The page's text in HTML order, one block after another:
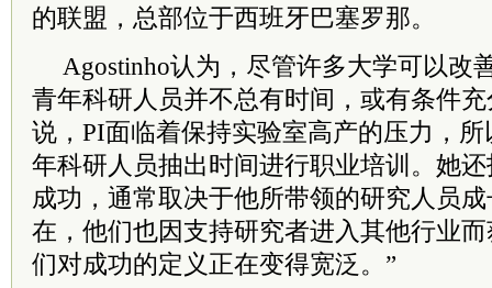
的联盟，总部位于西班牙巴塞罗那。
Agostinho认为，尽管许多大学可以改
青年科研人员并不总有时间，或有条件
说，PI面临着保持实验室高产的压力，
年科研人员抽出时间进行职业培训。她
成功，通常取决于他所带领的研究人员
在，他们也因支持研究者进入其他行业
们对成功的定义正在变得宽泛。”